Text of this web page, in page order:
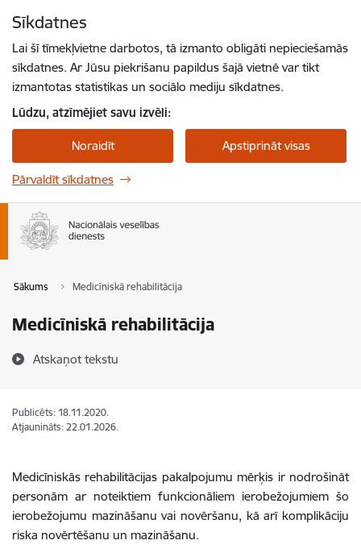
Sīkdatnes
Lai šī tīmekļvietne darbotos, tā izmanto obligāti nepieciešamās
sīkdatnes. Ar Jūsu piekrišanu papildus šajā vietnē var tikt
izmantotas statistikas un sociālo mediju sīkdatnes.
Lūdzu, atzīmējiet savu izvēli:
Noraidīt Apstiprināt visas
Pārvaldīt sīkdatnes
Sākums Medicīniskā rehabilitācija
Medicīniskā rehabilitācija
Atskaņot tekstu
Publicēts: 18.11.2020.
Atjaunināts: 22.01.2026.
Medicīniskās rehabilitācijas pakalpojumu mērķis ir nodrošināt
personām ar noteiktiem funkcionāliem ierobežojumiem šo
ierobežojumu mazināšanu vai novēršanu, kā arī komplikāciju
riska novērtēšanu un mazināšanu.